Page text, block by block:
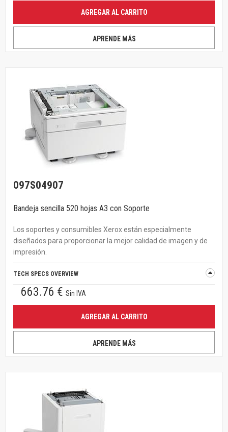
AGREGAR AL CARRITO
APRENDE MÁS
097S04907
Bandeja sencilla 520 hojas A3 con Soporte
Los soportes y consumibles Xerox están especialmente
diseñados para proporcionar la mejor calidad de imagen y de
impresión.
TECH SPECS OVERVIEW
663.76 € Sin IVA
AGREGAR AL CARRITO
APRENDE MÁS